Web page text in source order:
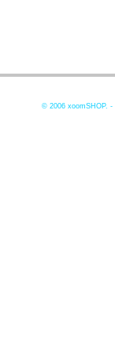
© 2006 xoomSHOP. -